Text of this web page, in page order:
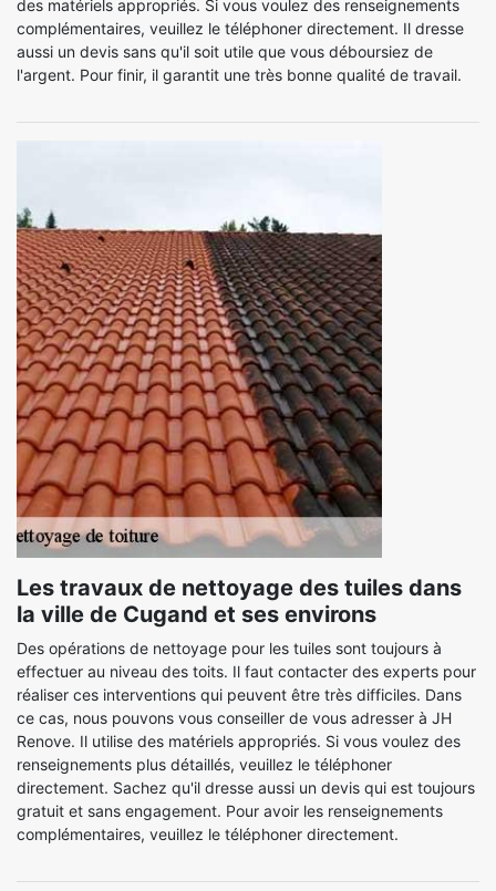
des matériels appropriés. Si vous voulez des renseignements
complémentaires, veuillez le téléphoner directement. Il dresse
aussi un devis sans qu'il soit utile que vous déboursiez de
l'argent. Pour finir, il garantit une très bonne qualité de travail.
Les travaux de nettoyage des tuiles dans
la ville de Cugand et ses environs
Des opérations de nettoyage pour les tuiles sont toujours à
effectuer au niveau des toits. Il faut contacter des experts pour
réaliser ces interventions qui peuvent être très difficiles. Dans
ce cas, nous pouvons vous conseiller de vous adresser à JH
Renove. Il utilise des matériels appropriés. Si vous voulez des
renseignements plus détaillés, veuillez le téléphoner
directement. Sachez qu'il dresse aussi un devis qui est toujours
gratuit et sans engagement. Pour avoir les renseignements
complémentaires, veuillez le téléphoner directement.